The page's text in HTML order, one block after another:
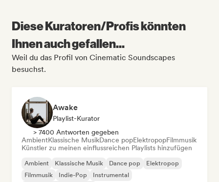
Diese Kuratoren/Profis könnten
Ihnen auch gefallen...
Weil du das Profil von Cinematic Soundscapes
besuchst.
Awake
Playlist-Kurator
> 7400 Antworten gegeben
AmbientKlassische MusikDance popElektropopFilmmusik
Künstler zu meinen einflussreichen Playlists hinzufügen
Ambient Klassische Musik Dance pop
Elektropop
Filmmusik
Indie-Pop
Instrumental